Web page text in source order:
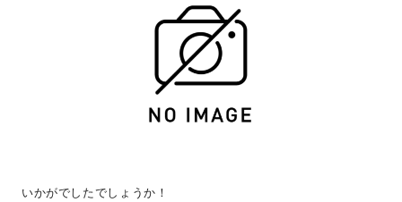
いかがでしたでしょうか！